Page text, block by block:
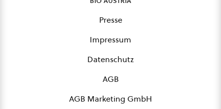
Presse
Impressum
Datenschutz
AGB
AGB Marketing GmbH